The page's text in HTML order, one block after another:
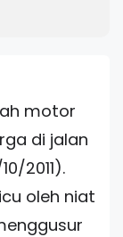
motor
di jalan
2011).
oleh niat